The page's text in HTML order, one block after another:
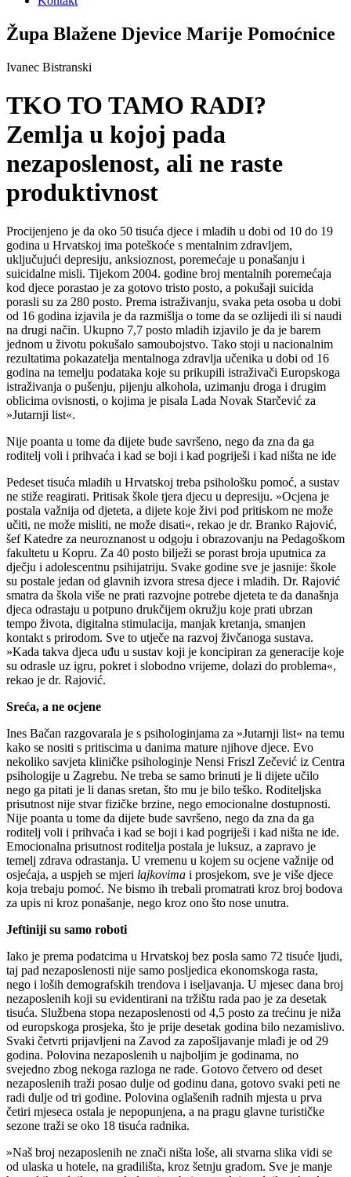
Župa Blažene Djevice Marije Pomoćnice
Ivanec Bistranski
TKO TO TAMO RADI?
Zemlja u kojoj pada
nezaposlenost, ali ne raste
produktivnost
Procijenjeno je da oko 50 tisuća djece i mladih u dobi od 10 do 19
godina u Hrvatskoj ima poteškoće s mentalnim zdravljem,
uključujući depresiju, anksioznost, poremećaje u ponašanju i
suicidalne misli. Tijekom 2004. godine broj mentalnih poremećaja
kod djece porastao je za gotovo tristo posto, a pokušaji suicida
porasli su za 280 posto. Prema istraživanju, svaka peta osoba u dobi
od 16 godina izjavila je da razmišlja o tome da se ozlijedi ili si naudi
na drugi način. Ukupno 7,7 posto mladih izjavilo je da je barem
jednom u životu pokušalo samoubojstvo. Tako stoji u nacionalnim
rezultatima pokazatelja mentalnoga zdravlja učenika u dobi od 16
godina na temelju podataka koje su prikupili istraživači Europskoga
istraživanja o pušenju, pijenju alkohola, uzimanju droga i drugim
oblicima ovisnosti, o kojima je pisala Lada Novak Starčević za
»Jutarnji list«.
Nije poanta u tome da dijete bude savršeno, nego da zna da ga
roditelj voli i prihvaća i kad se boji i kad pogriješi i kad ništa ne ide
Pedeset tisuća mladih u Hrvatskoj treba psihološku pomoć, a sustav
ne stiže reagirati. Pritisak škole tjera djecu u depresiju. »Ocjena je
postala važnija od djeteta, a dijete koje živi pod pritiskom ne može
učiti, ne može misliti, ne može disati«, rekao je dr. Branko Rajović,
šef Katedre za neuroznanost u odgoju i obrazovanju na Pedagoškom
fakultetu u Kopru. Za 40 posto bilježi se porast broja uputnica za
dječju i adolescentnu psihijatriju. Svake godine sve je jasnije: škole
su postale jedan od glavnih izvora stresa djece i mladih. Dr. Rajović
smatra da škola više ne prati razvojne potrebe djeteta te da današnja
djeca odrastaju u potpuno drukčijem okružju koje prati ubrzan
tempo života, digitalna stimulacija, manjak kretanja, smanjen
kontakt s prirodom. Sve to utječe na razvoj živčanoga sustava.
»Kada takva djeca uđu u sustav koji je koncipiran za generacije koje
su odrasle uz igru, pokret i slobodno vrijeme, dolazi do problema«,
rekao je dr. Rajović.
Sreća, a ne ocjene
Ines Bačan razgovarala je s psihologinjama za »Jutarnji list« na temu
kako se nositi s pritiscima u danima mature njihove djece. Evo
nekoliko savjeta kliničke psihologinje Nensi Friszl Zečević iz Centra
psihologije u Zagrebu. Ne treba se samo brinuti je li dijete učilo
nego ga pitati je li danas sretan, što mu je bilo teško. Roditeljska
prisutnost nije stvar fizičke brzine, nego emocionalne dostupnosti.
Nije poanta u tome da dijete bude savršeno, nego da zna da ga
roditelj voli i prihvaća i kad se boji i kad pogriješi i kad ništa ne ide.
Emocionalna prisutnost roditelja postala je luksuz, a zapravo je
temelj zdrava odrastanja. U vremenu u kojem su ocjene važnije od
osjećaja, a uspjeh se mjeri lajkovima i prosjekom, sve je više djece
koja trebaju pomoć. Ne bismo ih trebali promatrati kroz broj bodova
za upis ni kroz ponašanje, nego kroz ono što nose unutra.
Jeftiniji su samo roboti
Iako je prema podatcima u Hrvatskoj bez posla samo 72 tisuće ljudi,
taj pad nezaposlenosti nije samo posljedica ekonomskoga rasta,
nego i loših demografskih trendova i iseljavanja. U mjesec dana broj
nezaposlenih koji su evidentirani na tržištu rada pao je za desetak
tisuća. Službena stopa nezaposlenosti od 4,5 posto za trećinu je niža
od europskoga prosjeka, što je prije desetak godina bilo nezamislivo.
Svaki četvrti prijavljeni na Zavod za zapošljavanje mlađi je od 29
godina. Polovina nezaposlenih u najboljim je godinama, no
svejedno zbog nekoga razloga ne rade. Gotovo četvero od deset
nezaposlenih traži posao dulje od godinu dana, gotovo svaki peti ne
radi dulje od tri godine. Polovina oglašenih radnih mjesta u prva
četiri mjeseca ostala je nepopunjena, a na pragu glavne turističke
sezone traži se oko 18 tisuća radnika.
»Naš broj nezaposlenih ne znači ništa loše, ali stvarna slika vidi se
od ulaska u hotele, na gradilišta, kroz šetnju gradom. Sve je manje